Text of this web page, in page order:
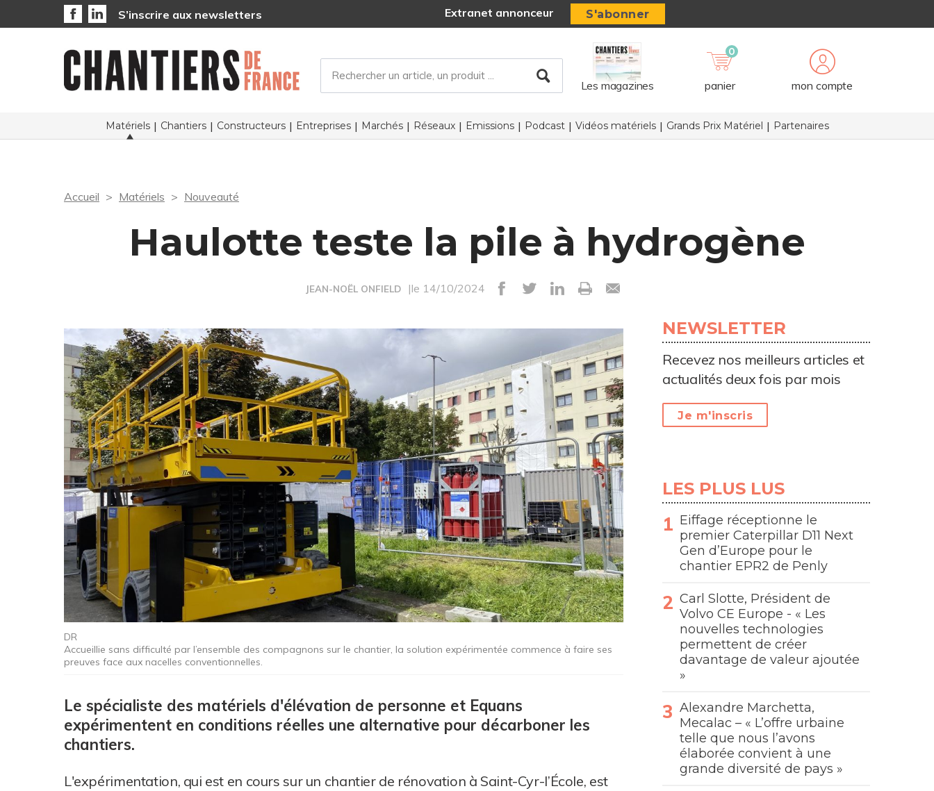
S’inscrire aux newsletters Extranet annonceur S'abonner
Les magazines
0
panier mon compte
Matériels Chantiers Constructeurs Entreprises Marchés Réseaux Emissions Podcast Vidéos matériels Grands Prix Matériel Partenaires
Accueil Matériels Nouveauté
Haulotte teste la pile à hydrogène
JEAN-NOËL ONFIELD |le 14/10/2024
DR
Accueillie sans difficulté par l’ensemble des compagnons sur le chantier, la solution expérimentée commence à faire ses
preuves face aux nacelles conventionnelles.
Le spécialiste des matériels d'élévation de personne et Equans
expérimentent en conditions réelles une alternative pour décarboner les
chantiers.
L'expérimentation, qui est en cours sur un chantier de rénovation à Saint-Cyr-l’École, est
NEWSLETTER
Recevez nos meilleurs articles et
actualités deux fois par mois
Je m'inscris
LES PLUS LUS
Eiffage réceptionne le
premier Caterpillar D11 Next
Gen d’Europe pour le
chantier EPR2 de Penly
Carl Slotte, Président de
Volvo CE Europe - « Les
nouvelles technologies
permettent de créer
davantage de valeur ajoutée
»
Alexandre Marchetta,
Mecalac – « L’offre urbaine
telle que nous l’avons
élaborée convient à une
grande diversité de pays »